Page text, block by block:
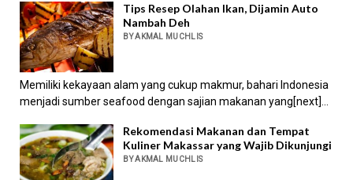
Tips Resep Olahan Ikan, Dijamin Auto
Nambah Deh
BY AKMAL MUCHLIS
Memiliki kekayaan alam yang cukup makmur, bahari Indonesia
menjadi sumber seafood dengan sajian makanan yang[next]...
Rekomendasi Makanan dan Tempat
Kuliner Makassar yang Wajib Dikunjungi
BY AKMAL MUCHLIS